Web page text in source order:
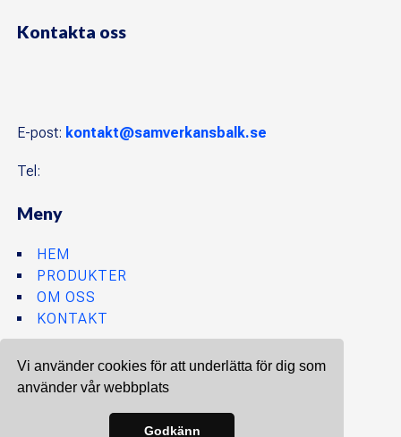
Vi använder cookies för att underlätta för dig som
använder vår webbplats
Godkänn
Kontakta oss
E-post: kontakt@samverkansbalk.se
Tel:
Meny
HEM
PRODUKTER
OM OSS
KONTAKT